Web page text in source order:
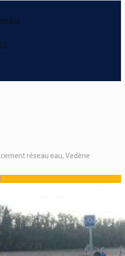
2
réseau eau, Vedène